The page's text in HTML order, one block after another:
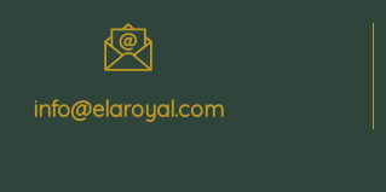
info@elaroyal.com